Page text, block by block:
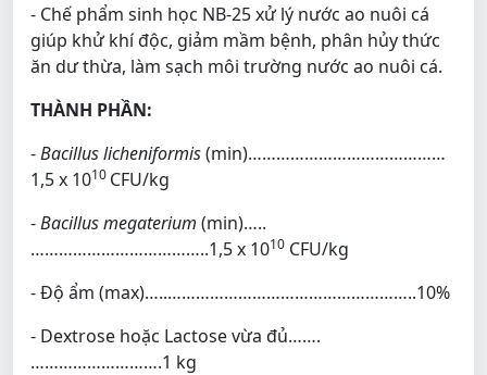
- Chế phẩm sinh học NB-25 xử lý nước ao nuôi cá
giúp khử khí độc, giảm mầm bệnh, phân hủy thức
ăn dư thừa, làm sạch môi trường nước ao nuôi cá.
THÀNH PHẦN:
-Bacillus licheniformis(min)……………………………………
1,5 x 1010 CFU/kg
-Bacillus megaterium (min)…..
………………………………..1,5 x 1010 CFU/kg
- Độ ẩm (max)…..……………………………………………..10%
- Dextrose hoặc Lactose vừa đủ…….
……………………….1 kg